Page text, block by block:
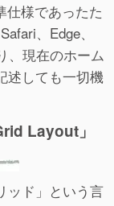
仕様であったた
、Edge、
、現在のホーム
述しても一切機
Layout」
ッド」という言